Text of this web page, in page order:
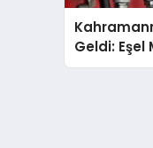
Geldi: Eşel